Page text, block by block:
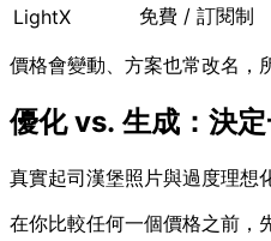
LightX
免費 / 訂閱制
價格會變動、方案也常改名
優化 vs. 生成：決
真實起司漢堡照片與過度理想
在你比較任何一個價格之前，